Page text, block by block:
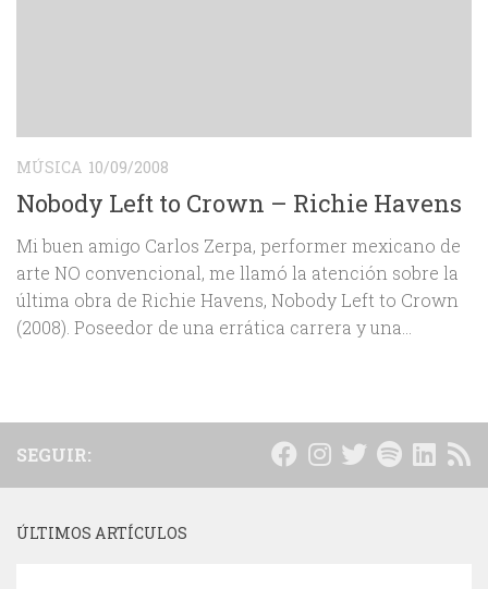
MÚSICA 10/09/2008
Nobody Left to Crown – Richie Havens
Mi buen amigo Carlos Zerpa, performer mexicano de
arte NO convencional, me llamó la atención sobre la
última obra de Richie Havens, Nobody Left to Crown
(2008). Poseedor de una errática carrera y una...
SEGUIR:
ÚLTIMOS ARTÍCULOS